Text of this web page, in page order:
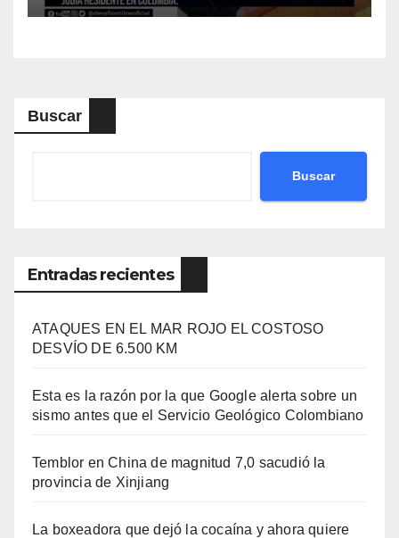
Buscar
Buscar
Entradas recientes
ATAQUES EN EL MAR ROJO EL COSTOSO
DESVÍO DE 6.500 KM
Esta es la razón por la que Google alerta sobre un
sismo antes que el Servicio Geológico Colombiano
Temblor en China de magnitud 7,0 sacudió la
provincia de Xinjiang
La boxeadora que dejó la cocaína y ahora quiere